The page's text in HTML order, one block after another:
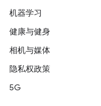
机器学习
健康与健身
相机与媒体
隐私权政策
5G